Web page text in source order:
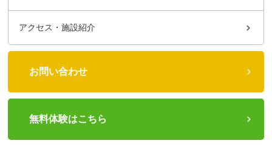
アクセス・施設紹介
お問い合わせ
無料体験はこちら